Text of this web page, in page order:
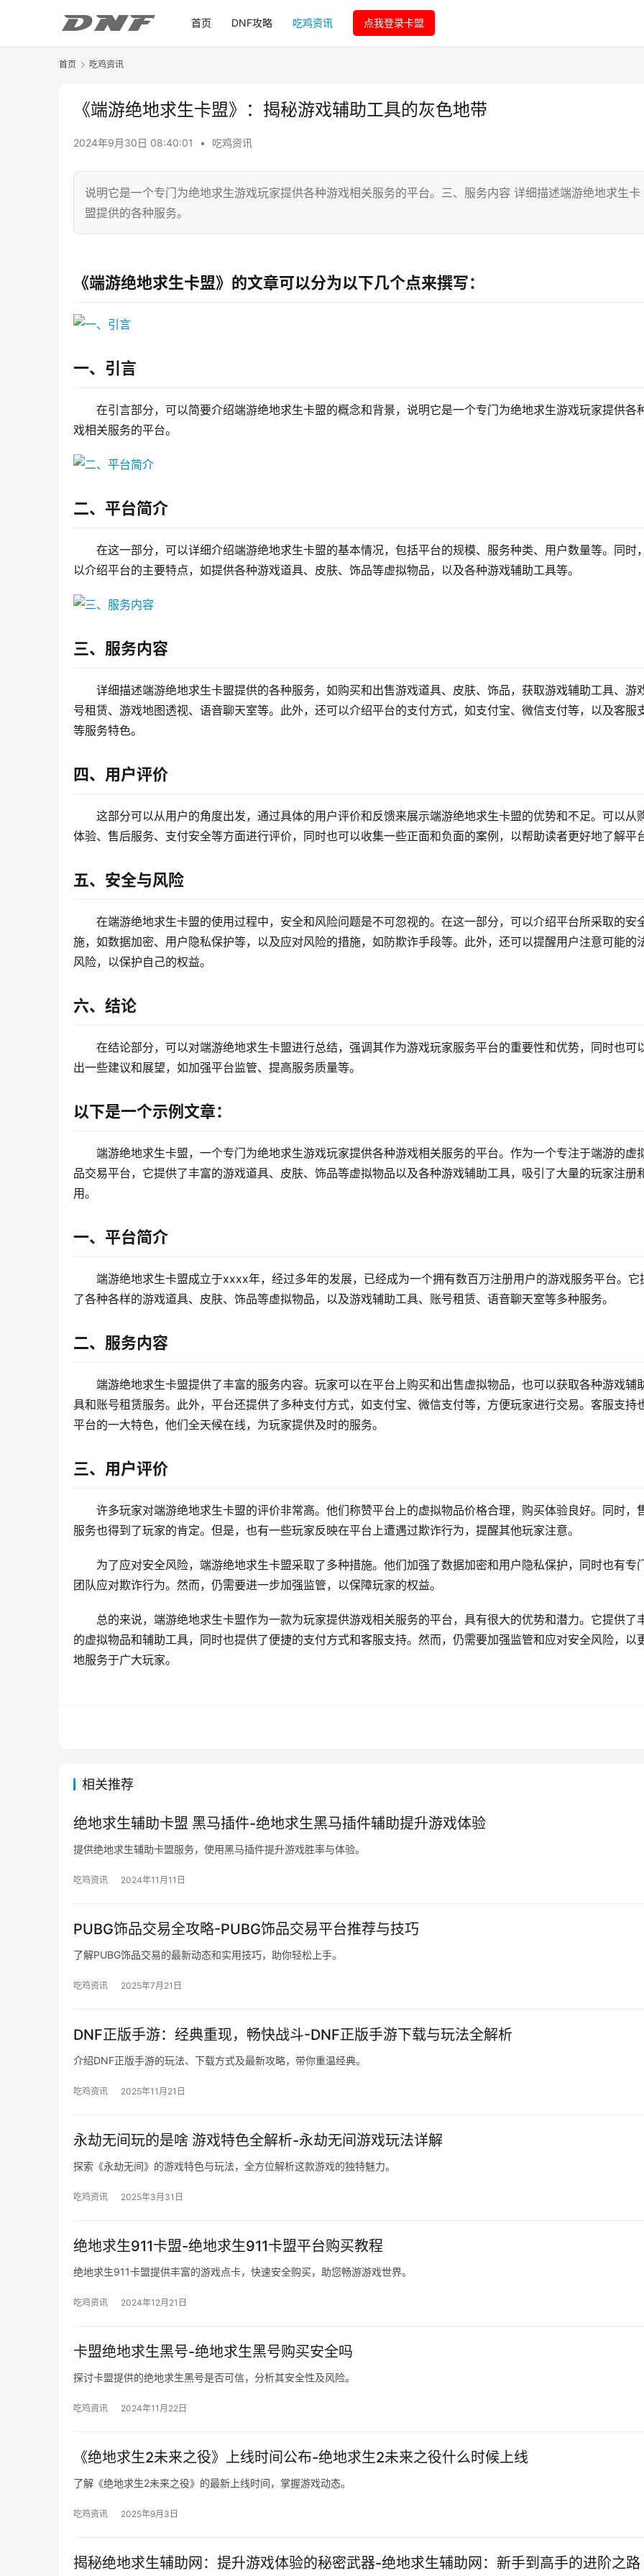
首页 DNF攻略 吃鸡资讯 点我登录卡盟
首页 吃鸡资讯
《端游绝地求生卡盟》：揭秘游戏辅助工具的灰色地带
2024年9月30日 08:40:01 • 吃鸡资讯
说明它是一个专门为绝地求生游戏玩家提供各种游戏相关服务的平台。三、服务内容 详细描述端游绝地求生卡
盟提供的各种服务。
《端游绝地求生卡盟》的文章可以分为以下几个点来撰写：
一、引言
在引言部分，可以简要介绍端游绝地求生卡盟的概念和背景，说明它是一个专门为绝地求生游戏玩家提供各
戏相关服务的平台。
二、平台简介
在这一部分，可以详细介绍端游绝地求生卡盟的基本情况，包括平台的规模、服务种类、用户数量等。同时
以介绍平台的主要特点，如提供各种游戏道具、皮肤、饰品等虚拟物品，以及各种游戏辅助工具等。
三、服务内容
详细描述端游绝地求生卡盟提供的各种服务，如购买和出售游戏道具、皮肤、饰品，获取游戏辅助工具、游
号租赁、游戏地图透视、语音聊天室等。此外，还可以介绍平台的支付方式，如支付宝、微信支付等，以及客服
等服务特色。
四、用户评价
这部分可以从用户的角度出发，通过具体的用户评价和反馈来展示端游绝地求生卡盟的优势和不足。可以从
体验、售后服务、支付安全等方面进行评价，同时也可以收集一些正面和负面的案例，以帮助读者更好地了解平台
五、安全与风险
在端游绝地求生卡盟的使用过程中，安全和风险问题是不可忽视的。在这一部分，可以介绍平台所采取的安
施，如数据加密、用户隐私保护等，以及应对风险的措施，如防欺诈手段等。此外，还可以提醒用户注意可能的
风险，以保护自己的权益。
六、结论
在结论部分，可以对端游绝地求生卡盟进行总结，强调其作为游戏玩家服务平台的重要性和优势，同时也可
出一些建议和展望，如加强平台监管、提高服务质量等。
以下是一个示例文章：
端游绝地求生卡盟，一个专门为绝地求生游戏玩家提供各种游戏相关服务的平台。作为一个专注于端游的虚
品交易平台，它提供了丰富的游戏道具、皮肤、饰品等虚拟物品以及各种游戏辅助工具，吸引了大量的玩家注册
用。
一、平台简介
端游绝地求生卡盟成立于xxxx年，经过多年的发展，已经成为一个拥有数百万注册用户的游戏服务平台。它
了各种各样的游戏道具、皮肤、饰品等虚拟物品，以及游戏辅助工具、账号租赁、语音聊天室等多种服务。
二、服务内容
端游绝地求生卡盟提供了丰富的服务内容。玩家可以在平台上购买和出售虚拟物品，也可以获取各种游戏辅
具和账号租赁服务。此外，平台还提供了多种支付方式，如支付宝、微信支付等，方便玩家进行交易。客服支持
平台的一大特色，他们全天候在线，为玩家提供及时的服务。
三、用户评价
许多玩家对端游绝地求生卡盟的评价非常高。他们称赞平台上的虚拟物品价格合理，购买体验良好。同时，
服务也得到了玩家的肯定。但是，也有一些玩家反映在平台上遭遇过欺诈行为，提醒其他玩家注意。
为了应对安全风险，端游绝地求生卡盟采取了多种措施。他们加强了数据加密和用户隐私保护，同时也有专
团队应对欺诈行为。然而，仍需要进一步加强监管，以保障玩家的权益。
总的来说，端游绝地求生卡盟作为一款为玩家提供游戏相关服务的平台，具有很大的优势和潜力。它提供了
的虚拟物品和辅助工具，同时也提供了便捷的支付方式和客服支持。然而，仍需要加强监管和应对安全风险，以
地服务于广大玩家。
相关推荐
绝地求生辅助卡盟 黑马插件-绝地求生黑马插件辅助提升游戏体验
提供绝地求生辅助卡盟服务，使用黑马插件提升游戏胜率与体验。
吃鸡资讯 2024年11月11日
PUBG饰品交易全攻略-PUBG饰品交易平台推荐与技巧
了解PUBG饰品交易的最新动态和实用技巧，助你轻松上手。
吃鸡资讯 2025年7月21日
DNF正版手游：经典重现，畅快战斗-DNF正版手游下载与玩法全解析
介绍DNF正版手游的玩法、下载方式及最新攻略，带你重温经典。
吃鸡资讯 2025年11月21日
永劫无间玩的是啥 游戏特色全解析-永劫无间游戏玩法详解
探索《永劫无间》的游戏特色与玩法，全方位解析这款游戏的独特魅力。
吃鸡资讯 2025年3月31日
绝地求生911卡盟-绝地求生911卡盟平台购买教程
绝地求生911卡盟提供丰富的游戏点卡，快速安全购买，助您畅游游戏世界。
吃鸡资讯 2024年12月21日
卡盟绝地求生黑号-绝地求生黑号购买安全吗
探讨卡盟提供的绝地求生黑号是否可信，分析其安全性及风险。
吃鸡资讯 2024年11月22日
《绝地求生2未来之役》上线时间公布-绝地求生2未来之役什么时候上线
了解《绝地求生2未来之役》的最新上线时间，掌握游戏动态。
吃鸡资讯 2025年9月3日
揭秘绝地求生辅助网：提升游戏体验的秘密武器-绝地求生辅助网：新手到高手的进阶之路